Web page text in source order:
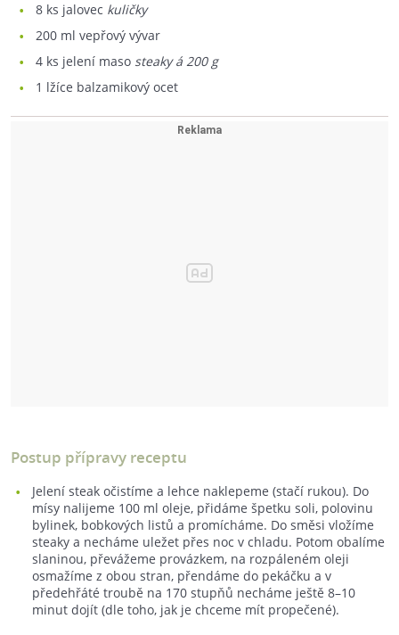
8 ks jalovec kuličky
200 ml vepřový vývar
4 ks jelení maso steaky á 200 g
1 lžíce balzamikový ocet
Postup přípravy receptu
Jelení steak očistíme a lehce naklepeme (stačí rukou). Do
mísy nalijeme 100 ml oleje, přidáme špetku soli, polovinu
bylinek, bobkových listů a promícháme. Do směsi vložíme
steaky a necháme uležet přes noc v chladu. Potom obalíme
slaninou, převážeme provázkem, na rozpáleném oleji
osmažíme z obou stran, přendáme do pekáčku a v
předehřáté troubě na 170 stupňů necháme ještě 8–10
minut dojít (dle toho, jak je chceme mít propečené).